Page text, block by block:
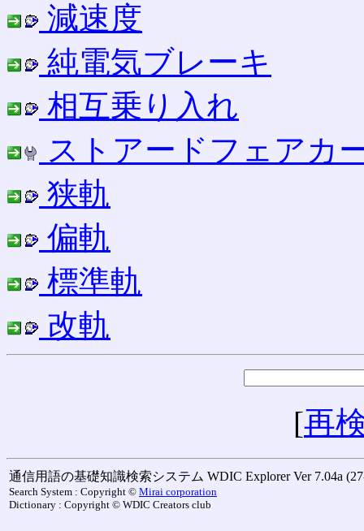
減速度
純電気ブレーキ
相互乗り入れ
ストアードフェアカ
狭軌
偏軌
標準軌
改軌
[再
通信用語の基礎知識検索システム WDIC Explorer Ver 7.04a
Search System : Copyright © Mirai corporation
Dictionary : Copyright © WDIC Creators club